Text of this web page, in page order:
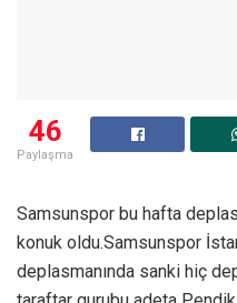
46
Paylaşma
Samsunspor bu hafta
konuk oldu.Samsunspor
deplasmanında sanki hiç